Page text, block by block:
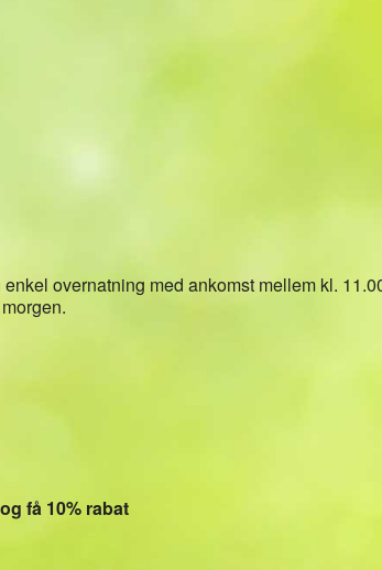
overnatning med ankomst mellem kl.
få 10% rabat